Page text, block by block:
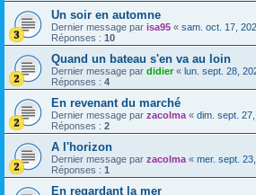
Un soir en automne
Dernier message par isa95 « sam. oct. 17,
Réponses : 10
Quand un bateau s'en va au loin
Dernier message par didier« lun. sept. 28,
Réponses : 4
En revenant du marché
Dernier message par zacolma « dim. sept.
Réponses : 2
A l'horizon
Dernier message par zacolma « mer. sept.
Réponses : 1
En regardant la mer